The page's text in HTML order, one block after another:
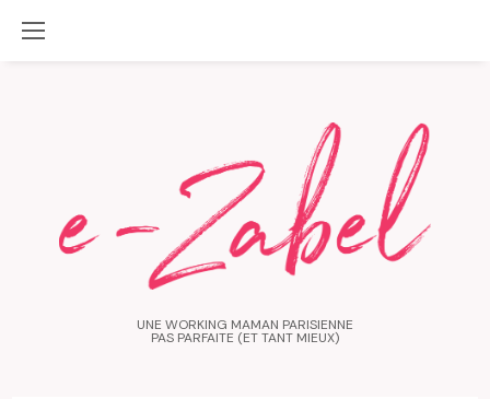
UNE WORKING MAMAN PARISIENNE
PAS PARFAITE (ET TANT MIEUX)